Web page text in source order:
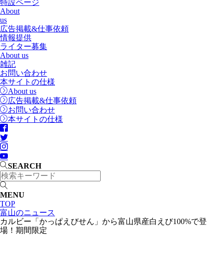
特設ページ
About
us
広告掲載&仕事依頼
情報提供
ライター募集
About us
雑記
お問い合わせ
本サイトの仕様
About us
広告掲載&仕事依頼
お問い合わせ
本サイトの仕様
SEARCH
MENU
TOP
富山のニュース
カルビー「かっぱえびせん」から富山県産白えび100%で登
場！期間限定